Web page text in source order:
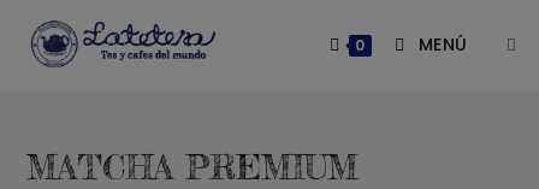
contenido
0 MENÚ
MATCHA PREMIUM